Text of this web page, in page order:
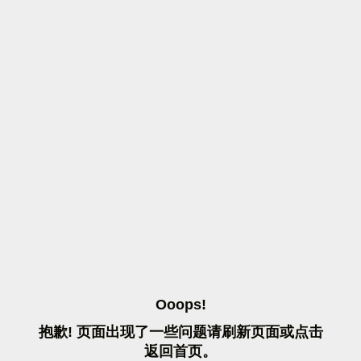
OOOPS!
抱歉! 页面出现了一些问题请刷 新页面或点击
返 回首页。